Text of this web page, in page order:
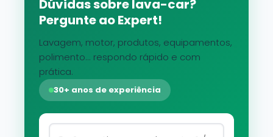
Dúvidas sobre lava-car?
Pergunte ao Expert!
Lavagem, motor, produtos, equipamentos,
polimento... respondo rápido e com
prática.
30+ anos de experiência